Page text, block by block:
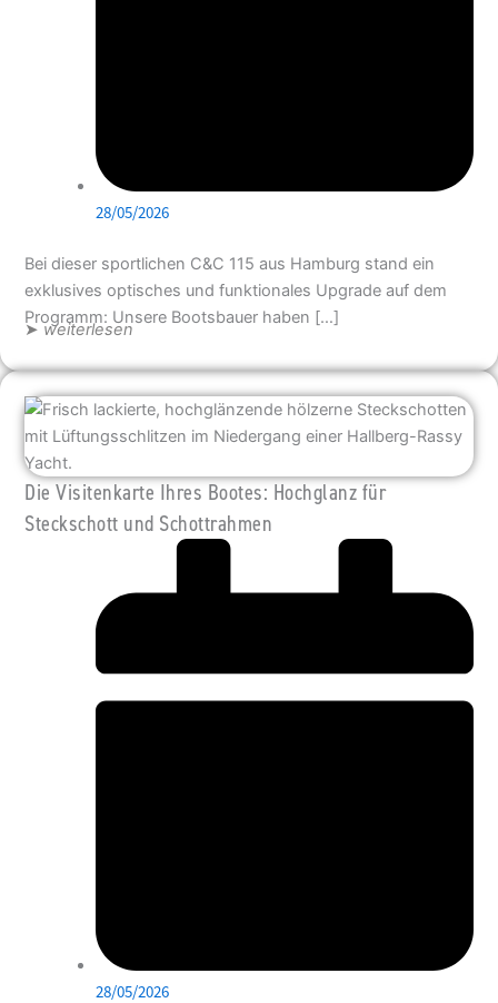
28/05/2026
Bei dieser sportlichen C&C 115 aus Hamburg stand ein
exklusives optisches und funktionales Upgrade auf dem
Programm: Unsere Bootsbauer haben […]
➤weiterlesen
Die Visitenkarte Ihres Bootes: Hochglanz für
Steckschott und Schottrahmen
28/05/2026